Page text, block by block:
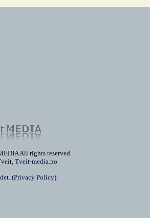
All rights reserved.
Tveit-media.no
(Privacy Policy)